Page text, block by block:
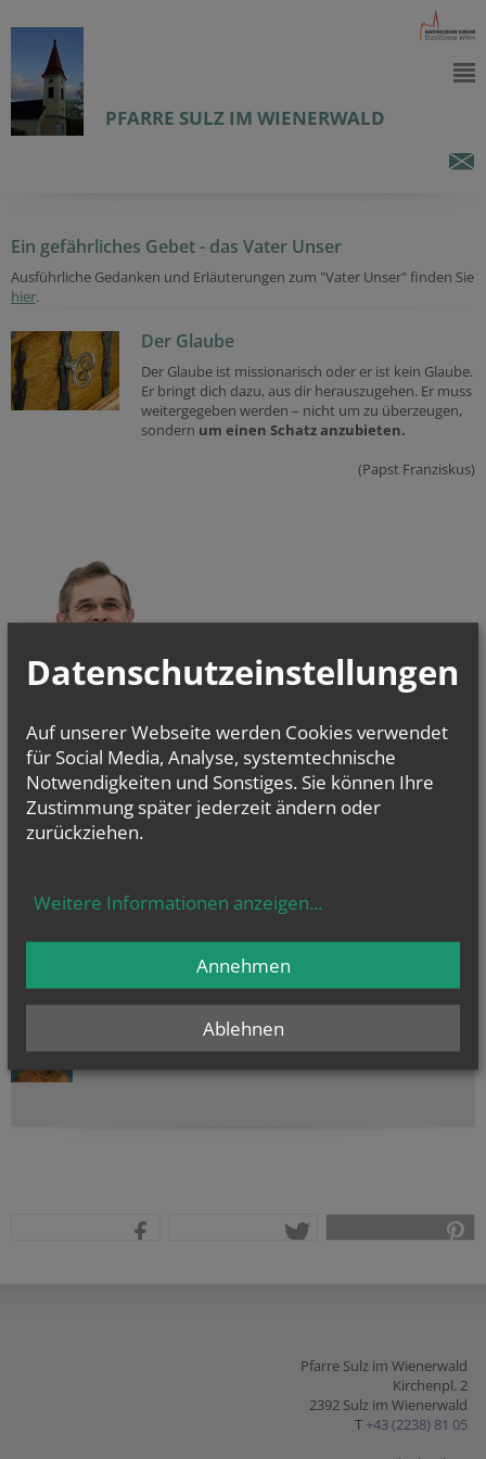
PFARRE SULZ IM WIENERWALD
Ein gefährliches Gebet - das Vater Unser
Ausführliche Gedanken und Erläuterungen zum "Vater Unser" finden Sie
hier.
Der Glaube
Der Glaube ist missionarisch oder er ist kein Glaube.
Er bringt dich dazu, aus dir herauszugehen. Er muss
weitergegeben werden – nicht um zu überzeugen,
sondern um einen Schatz anzubieten.
(Papst Franziskus)
GRÜNWIDL
Um welchen Preis kann ein Mensch sein Leben zurückkaufen?
NAMENSTAGE
Hl. Xystus (Sixtus) II., Papst, und Gefährten; Märtyrer, Hl.
Pfarre Sulz im Wienerwald
Kirchenpl. 2
2392 Sulz im Wienerwald
T +43 (2238) 81 05
Datenschutzeinstellungen
Auf unserer Webseite werden Cookies verwendet
für Social Media, Analyse, systemtechnische
Notwendigkeiten und Sonstiges. Sie können Ihre
Zustimmung später jederzeit ändern oder
zurückziehen.
Weitere Informationen anzeigen...
Ablehnen
Annehmen